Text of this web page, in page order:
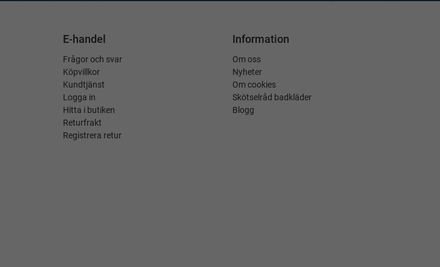
E-handel
Frågor och svar
Köpvillkor
Kundtjänst
Logga in
Hitta i butiken
Returfrakt
Registrera retur
Information
Om oss
Nyheter
Om cookies
Skötselråd badkläder
Blogg